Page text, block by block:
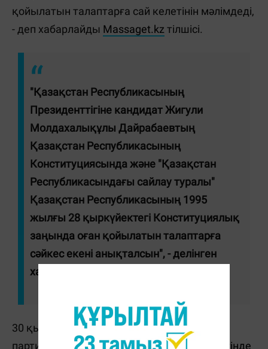
қойылатын талаптарға сай келетінін мәлімдеді,
- деп хабарлайды Massaget.kz тілшісі.
"Қазақстан Республикасының
Президенттігіне кандидат Жигули
Молдахалықұлы Дайрабаевтың
Қазақстан Республикасының
Конституциясында және "Қазақстан
Республикасындағы сайлау туралы"
Қазақстан Республикасының 1995
жылғы 28 қыркүйектегі Конституциялық
заңында оған қойылатын талаптарға
сәйкес екені анықталсын", - делінген
хабарламада.
30 қыркүйекте Жигули Дайрабаев "Ауыл"
партиясынан президенттікке кандидат ретінде